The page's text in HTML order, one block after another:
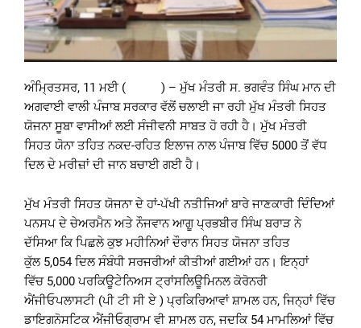
ਅੰਮ੍ਰਿਤਸਰ, 11 ਮਈ ( ) – ਮੁੱਖ ਮੰਤਰੀ ਸ. ਭਗਵੰਤ ਸਿੰਘ ਮਾਨ ਦੀ
ਅਗਵਾਈ ਵਾਲੀ ਪੰਜਾਬ ਸਰਕਾਰ ਵੱਲੋਂ ਚਲਾਈ ਜਾ ਰਹੀ ਮੁੱਖ ਮੰਤਰੀ ਸਿਹਤ
ਯੋਜਨਾ ਸੂਬਾ ਵਾਸੀਆਂ ਲਈ ਸੰਜੀਵਨੀ ਸਾਬਤ ਹੋ ਰਹੀ ਹੈ। ਮੁੱਖ ਮੰਤਰੀ
ਸਿਹਤ ਯੋਨਾ ਤਹਿਤ ਨਕਦ-ਰਹਿਤ ਇਲਾਜ ਨਾਲ ਪੰਜਾਬ ਵਿੱਚ 5000 ਤੋਂ ਵੱਧ
ਦਿਲ ਦੇ ਮਰੀਜ਼ਾਂ ਦੀ ਜਾਨ ਬਚਾਈ ਗਈ ਹੈ।
ਮੁੱਖ ਮੰਤਰੀ ਸਿਹਤ ਯੋਜਨਾ ਦੇ ਹਾਂ-ਪੱਖੀ ਨਤੀਜਿਆਂ ਬਾਰੇ ਜਾਣਕਾਰੀ ਦਿੰਦਿਆਂ
ਪਨਸਪ ਦੇ ਚੇਅਰਮੈਨ ਅਤੇ ਨੌਜਵਾਨ ਆਗੂ ਪ੍ਰਭਬੀਰ ਸਿੰਘ ਬਰਾੜ ਨੇ
ਦੱਸਿਆ ਕਿ ਪਿਛਲੇ ਕੁਝ ਮਹੀਨਿਆਂ ਦੌਰਾਨ ਸਿਹਤ ਯੋਜਨਾ ਤਹਿਤ
ਕੁੱਲ 5,054 ਦਿਲ ਸੰਬੰਧੀ ਸਰਜਰੀਆਂ ਕੀਤੀਆਂ ਗਈਆਂ ਹਨ। ਇਨ੍ਹਾਂ
ਵਿੱਚ 5,000 ਪਰਕਿਊਟੇਨਿਅਸ ਟ੍ਰਾਂਸਲਿਊਮਿਨਲ ਕੋਰੋਨਰੀ
ਐਂਜੀਓਪਲਾਸਟੀ (ਪੀ ਟੀ ਸੀ ਏ ) ਪ੍ਰਕਿਰਿਆਵਾਂ ਸ਼ਾਮਲ ਹਨ, ਜਿਨ੍ਹਾਂ ਵਿੱਚ
ਡਾਇਗਨੋਸਟਿਕ ਐਂਜੀਓਗ੍ਰਾਮ ਵੀ ਸ਼ਾਮਲ ਹਨ, ਜਦਕਿ 54 ਮਾਮਲਿਆਂ ਵਿੱਚ